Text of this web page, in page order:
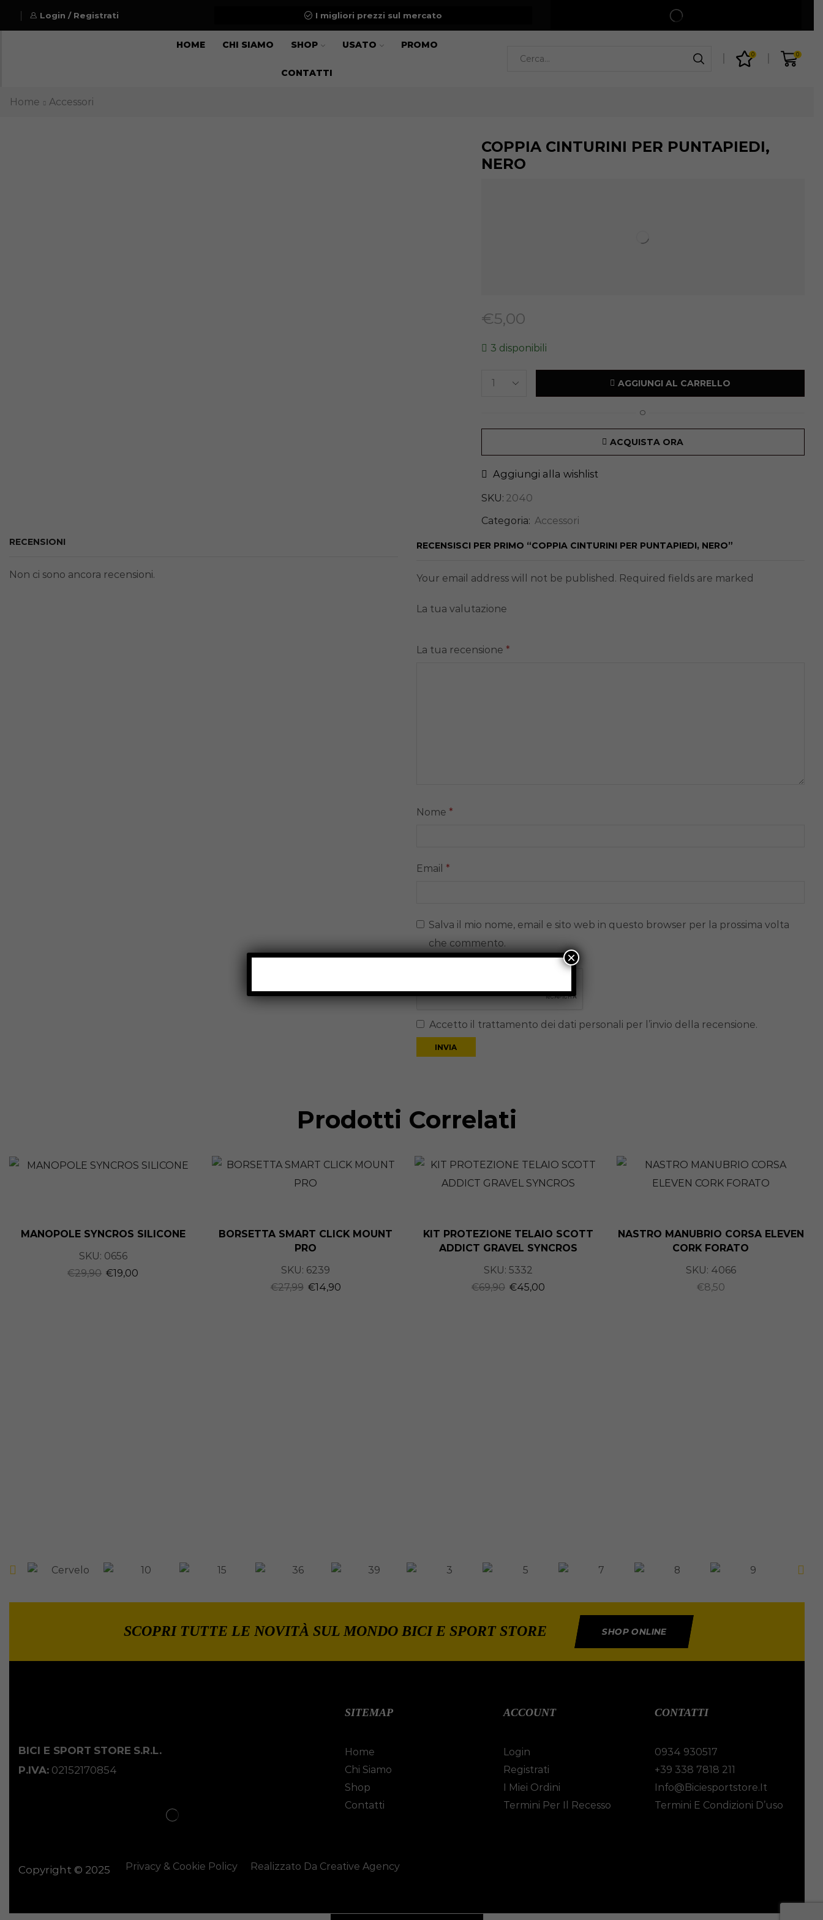
Login / Registrati I migliori prezzi sul mercato Spedizione gratuita per ordini superiori a 99€
HOME CHI SIAMO SHOP USATO PROMO
CONTATTI
0 0
Home Accessori
COPPIA CINTURINI PER PUNTAPIEDI,
NERO
€5,00
3 disponibili
AGGIUNGI AL CARRELLO
O
ACQUISTA ORA
Aggiungi alla wishlist
SKU: 2040
Categoria: Accessori
RECENSIONI
Non ci sono ancora recensioni.
RECENSISCI PER PRIMO “COPPIA CINTURINI PER PUNTAPIEDI, NERO”
Your email address will not be published. Required fields are marked
La tua valutazione
La tua recensione *
Nome *
Email *
Salva il mio nome, email e sito web in questo browser per la prossima volta
che commento.
Accetto il trattamento dei dati personali per l’invio della recensione.
Prodotti Correlati
MANOPOLE SYNCROS SILICONE
SKU: 0656
€29,90 €19,00
BORSETTA SMART CLICK MOUNT
PRO
SKU: 6239
€27,99 €14,90
KIT PROTEZIONE TELAIO SCOTT
ADDICT GRAVEL SYNCROS
SKU: 5332
€69,90 €45,00
NASTRO MANUBRIO CORSA ELEVEN
CORK FORATO
SKU: 4066
€8,50
SCOPRI TUTTE LE NOVITÀ SUL MONDO BICI E SPORT STORE SHOP ONLINE
BICI E SPORT STORE S.R.L.
P.IVA: 02152170854
SITEMAP
Home
Chi Siamo
Shop
Contatti
ACCOUNT
Login
Registrati
I Miei Ordini
Termini Per Il Recesso
CONTATTI
0934 930517
+39 338 7818 211
Info@biciesportstore.it
Termini E Condizioni D’uso
Copyright © 2025 Privacy & Cookie Policy Realizzato Da Creative Agency
×